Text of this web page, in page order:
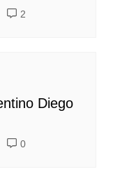
2
Diego
0